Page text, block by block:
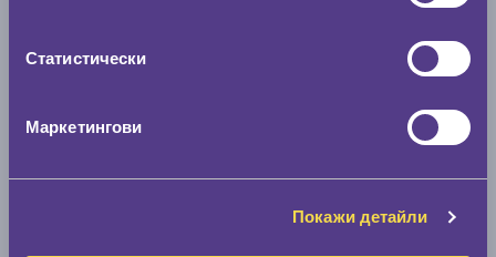
Статистически
Маркетингови
Покажи детайли
По марка автомобил